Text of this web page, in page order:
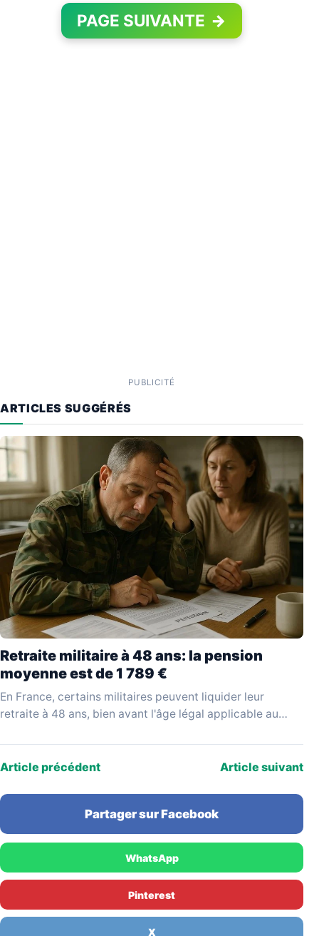
PAGE SUIVANTE →
PUBLICITÉ
ARTICLES SUGGÉRÉS
Retraite militaire à 48 ans: la pension
moyenne est de 1 789 €
En France, certains militaires peuvent liquider leur
retraite à 48 ans, bien avant l'âge légal applicable au
Article précédent Article suivant
Partager sur Facebook
WhatsApp
Pinterest
X